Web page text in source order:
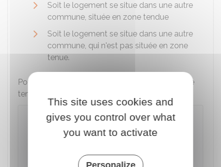
Soit le logement se situe dans une autre
commune, située en zone tendue
Soit le logement se situe dans une autre
commune, qui n'est pas située en zone
tenue.
Pour savoir si votre commune est située en zone
tendue, vous pouvez utiliser ce simulateur :
Savoir si un logement est situé en
zone tendue (préavis du locataire et
encadrement des loyers)
Accéder au Simulateur
This site uses cookies and
gives you control over what
you want to activate
Personalize